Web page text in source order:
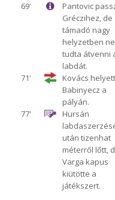
69'
Pantovic
Gréczihez, de
támadó nagy
helyzetben
tudta átvenni
labdát.
71'
Kovács helyett
Babinyecz a
pályán.
77'
Hursán
után tizenhat
méterről lőtt,
Varga kapus
kiütötte a
játékszert.